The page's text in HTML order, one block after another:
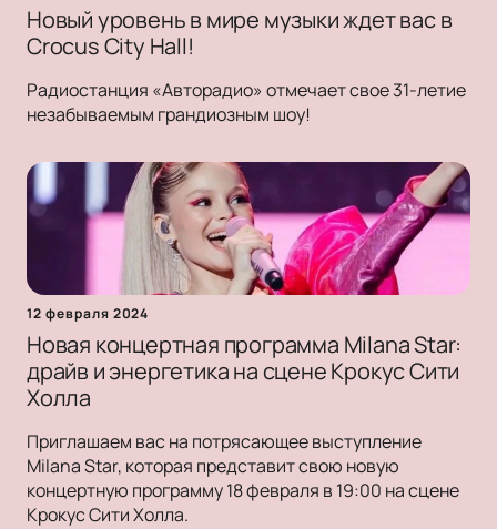
Новый уровень в мире музыки ждет вас в
Crocus City Hall!
Радиостанция «Авторадио» отмечает свое 31-летие
незабываемым грандиозным шоу!
12 февраля 2024
Новая концертная программа Milana Star:
драйв и энергетика на сцене Крокус Сити
Холла
Приглашаем вас на потрясающее выступление
Milana Star, которая представит свою новую
концертную программу 18 февраля в 19:00 на сцене
Крокус Сити Холла.